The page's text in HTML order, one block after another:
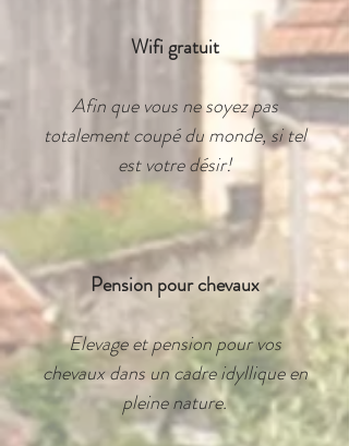
Wifi gratuit
Afin que vous ne soyez pas
totalement coupé du monde, si tel
est votre désir!
Pension pour chevaux
Elevage et pension pour vos
chevaux dans un cadre idyllique en
pleine nature.